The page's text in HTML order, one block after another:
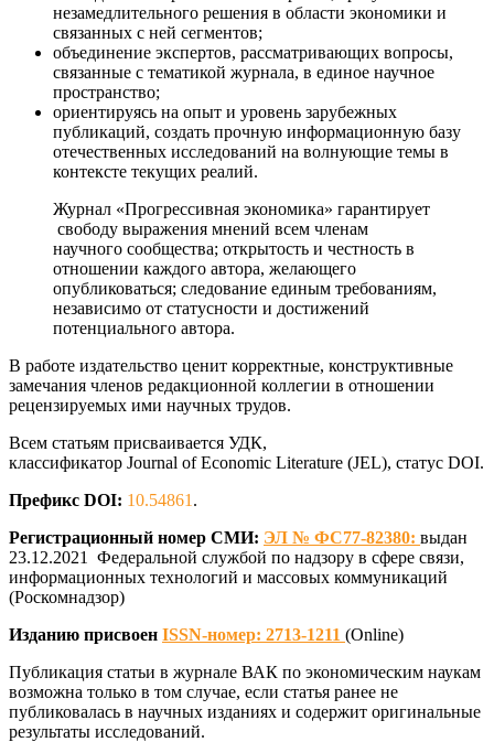
незамедлительного решения в области экономики и
связанных с ней сегментов;
объединение экспертов, рассматривающих вопросы,
связанные с тематикой журнала, в единое научное
пространство;
ориентируясь на опыт и уровень зарубежных
публикаций, создать прочную информационную базу
отечественных исследований на волнующие темы в
контексте текущих реалий.
Журнал «Прогрессивная экономика» гарантирует
свободу выражения мнений всем членам
научного сообщества; открытость и честность в
отношении каждого автора, желающего
опубликоваться; следование единым требованиям,
независимо от статусности и достижений
потенциального автора.
В работе издательство ценит корректные, конструктивные
замечания членов редакционной коллегии в отношении
рецензируемых ими научных трудов.
Всем статьям присваивается УДК,
классификатор Journal of Economic Literature (JEL), статус DOI.
Префикс DOI: 10.54861 .
Регистрационный номер СМИ: ЭЛ № ФС77-82380: выдан
23.12.2021 Федеральной службой по надзору в сфере связи,
информационных технологий и массовых коммуникаций
(Роскомнадзор)
Изданию присвоен ISSN-номер: 2713-1211 (Online)
Публикация статьи в журнале ВАК по экономическим наукам
возможна только в том случае, если статья ранее не
публиковалась в научных изданиях и содержит оригинальные
результаты исследований.